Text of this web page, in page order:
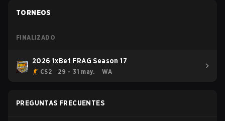
TORNEOS
FINALIZADO
2026 1xBet FRAG Season 17
CS2 29 – 31 may. WA
PREGUNTAS FRECUENTES